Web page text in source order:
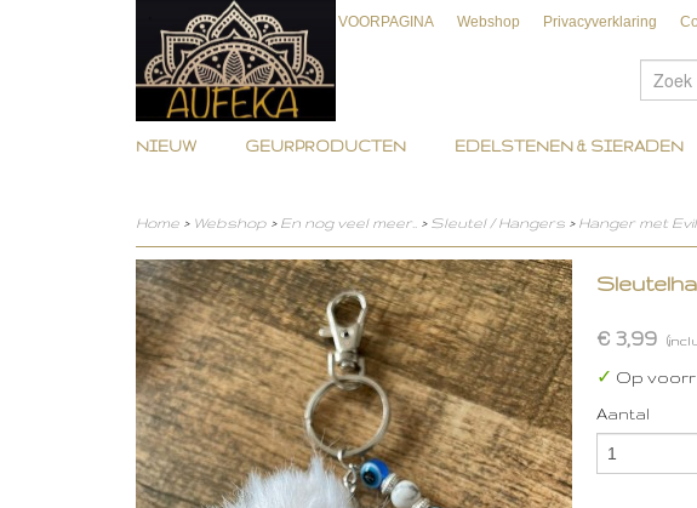
VOORPAGINA Webshop Privacyverklaring
NIEUW GEURPRODUCTEN EDELSTENEN & SIERADEN
Home > Webshop > En nog veel meer.. > Sleutel / Hangers > Hanger met
€ 3,99
✓ Op
Aantal